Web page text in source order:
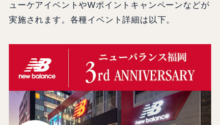
ューケアイベントやWポイントキャンペーンなどが
実施されます。各種イベント詳細は以下。